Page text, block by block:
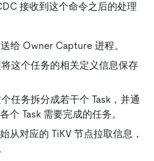
接收到这个命令之后的处理
给 Owner Capture 进程。
这个任务的相关定义信息保存
任务拆分成若干个 Task，并通
个 Task 需要完成的任务。
从对应的 TiKV 节点拉取信息，